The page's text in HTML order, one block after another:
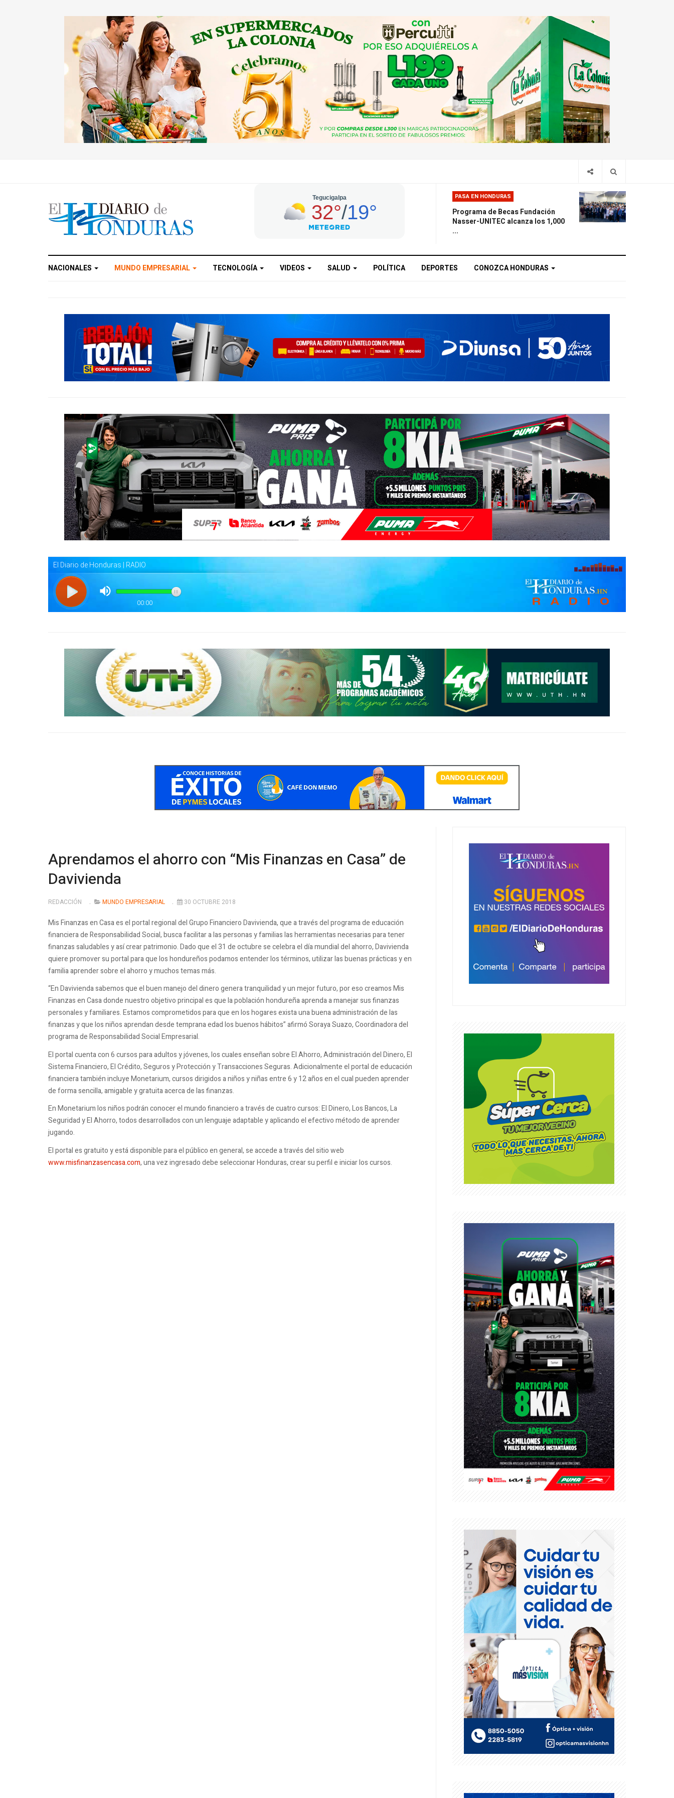
PASA EN HONDURAS
Programa de Becas Fundación
Nasser-UNITEC alcanza los 1,000
...
NACIONALES MUNDO EMPRESARIAL TECNOLOGÍA VIDEOS SALUD POLÍTICA DEPORTES CONOZCA HONDURAS
Aprendamos el ahorro con “Mis Finanzas en Casa” de
Davivienda
REDACCIÓN MUNDO EMPRESARIAL 30 OCTUBRE 2018
Mis Finanzas en Casa es el portal regional del Grupo Financiero Davivienda, que a través del programa de educación
financiera de Responsabilidad Social, busca facilitar a las personas y familias las herramientas necesarias para tener
finanzas saludables y así crear patrimonio. Dado que el 31 de octubre se celebra el día mundial del ahorro, Davivienda
quiere promover su portal para que los hondureños podamos entender los términos, utilizar las buenas prácticas y en
familia aprender sobre el ahorro y muchos temas más.
“En Davivienda sabemos que el buen manejo del dinero genera tranquilidad y un mejor futuro, por eso creamos Mis
Finanzas en Casa donde nuestro objetivo principal es que la población hondureña aprenda a manejar sus finanzas
personales y familiares. Estamos comprometidos para que en los hogares exista una buena administración de las
finanzas y que los niños aprendan desde temprana edad los buenos hábitos” afirmó Soraya Suazo, Coordinadora del
programa de Responsabilidad Social Empresarial.
El portal cuenta con 6 cursos para adultos y jóvenes, los cuales enseñan sobre El Ahorro, Administración del Dinero, El
Sistema Financiero, El Crédito, Seguros y Protección y Transacciones Seguras. Adicionalmente el portal de educación
financiera también incluye Monetarium, cursos dirigidos a niños y niñas entre 6 y 12 años en el cual pueden aprender
de forma sencilla, amigable y gratuita acerca de las finanzas.
En Monetarium los niños podrán conocer el mundo financiero a través de cuatro cursos: El Dinero, Los Bancos, La
Seguridad y El Ahorro, todos desarrollados con un lenguaje adaptable y aplicando el efectivo método de aprender
jugando.
El portal es gratuito y está disponible para el público en general, se accede a través del sitio web
www.misfinanzasencasa.com, una vez ingresado debe seleccionar Honduras, crear su perfil e iniciar los cursos.